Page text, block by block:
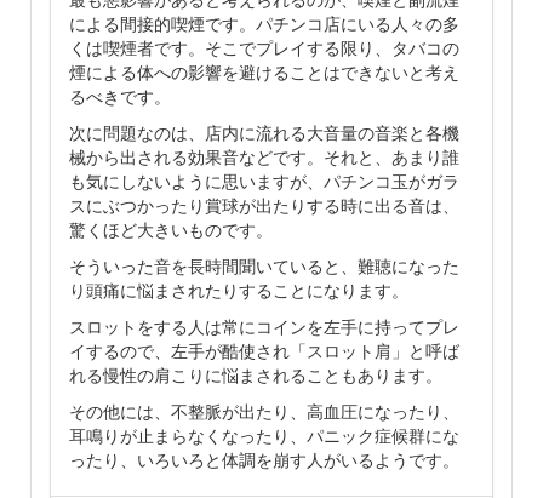
による間接的喫煙です。パチンコ店にいる人々の多
くは喫煙者です。そこでプレイする限り、タバコの
煙による体への影響を避けることはできないと考え
るべきです。
次に問題なのは、店内に流れる大音量の音楽と各機
械から出される効果音などです。それと、あまり誰
も気にしないように思いますが、パチンコ玉がガラ
スにぶつかったり賞球が出たりする時に出る音は、
驚くほど大きいものです。
そういった音を長時間聞いていると、難聴になった
り頭痛に悩まされたりすることになります。
スロットをする人は常にコインを左手に持ってプレ
イするので、左手が酷使され「スロット肩」と呼ば
れる慢性の肩こりに悩まされることもあります。
その他には、不整脈が出たり、高血圧になったり、
耳鳴りが止まらなくなったり、パニック症候群にな
ったり、いろいろと体調を崩す人がいるようです。